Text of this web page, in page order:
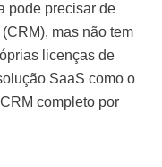
pode precisar de
mas não tem
licenças de
SaaS como o
completo por